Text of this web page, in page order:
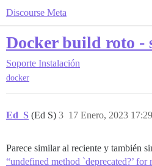
Discourse Meta
Docker build roto -
Soporte Instalación
docker
Ed_S (Ed S) 17 Enero, 2023 17:29
3
Parece similar al reciente y también
“undefined method `deprecated?’